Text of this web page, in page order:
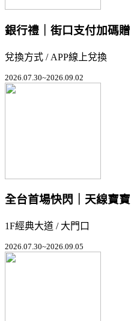
銀行禮｜街口支付加碼贈
兌換方式 / APP線上兌換
2026.07.30~2026.09.02
全台首場快閃｜天線寶寶
1F經典大道 / 大門口
2026.07.30~2026.09.05